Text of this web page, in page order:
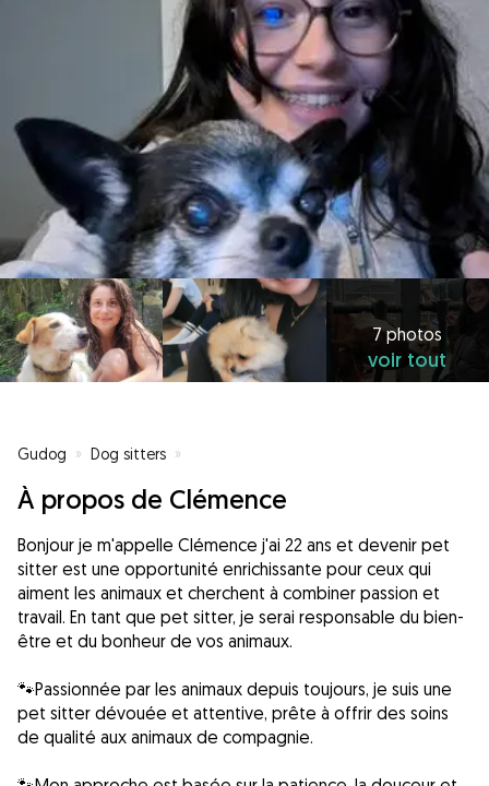
7 photos
voir tout
Gudog » Dog sitters »
À propos de Clémence
Bonjour je m'appelle Clémence j'ai 22 ans et devenir pet
sitter est une opportunité enrichissante pour ceux qui
aiment les animaux et cherchent à combiner passion et
travail. En tant que pet sitter, je serai responsable du bien-
être et du bonheur de vos animaux.
🐾Passionnée par les animaux depuis toujours, je suis une
pet sitter dévouée et attentive, prête à offrir des soins
de qualité aux animaux de compagnie.